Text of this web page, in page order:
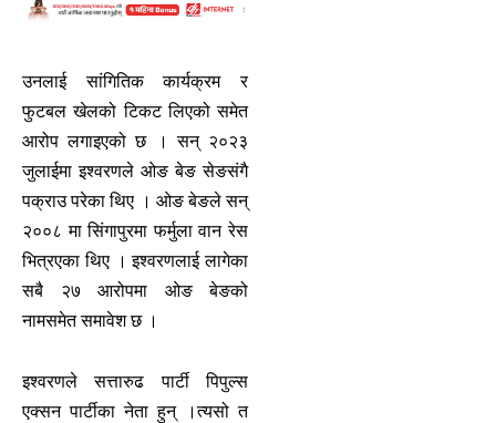
उनलाई सांगितिक कार्यक्रम र
फुटबल खेलको टिकट लिएको समेत
आरोप लगाइएको छ । सन् २०२३
जुलाईमा इश्वरणले ओङ बेङ सेङसंगै
पक्राउ परेका थिए । ओङ बेङले सन्
२००८ मा सिंगापुरमा फर्मुला वान रेस
भित्रएका थिए । इश्वरणलाई लागेका
सबै २७ आरोपमा ओङ बेङको
नामसमेत समावेश छ ।
इश्वरणले सत्तारुढ पार्टी पिपुल्स
एक्सन पार्टीका नेता हुन् ।त्यसो त